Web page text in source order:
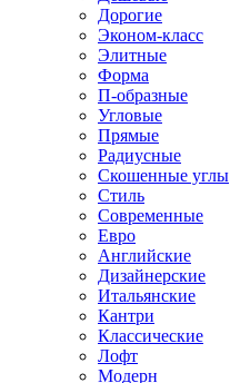
Дорогие
Эконом-класс
Элитные
Форма
П-образные
Угловые
Прямые
Радиусные
Скошенные углы
Стиль
Современные
Евро
Английские
Дизайнерские
Итальянские
Кантри
Классические
Лофт
Модерн